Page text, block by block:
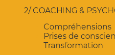
2/ COACHING &
Compréhensions
Prises de
Transformation